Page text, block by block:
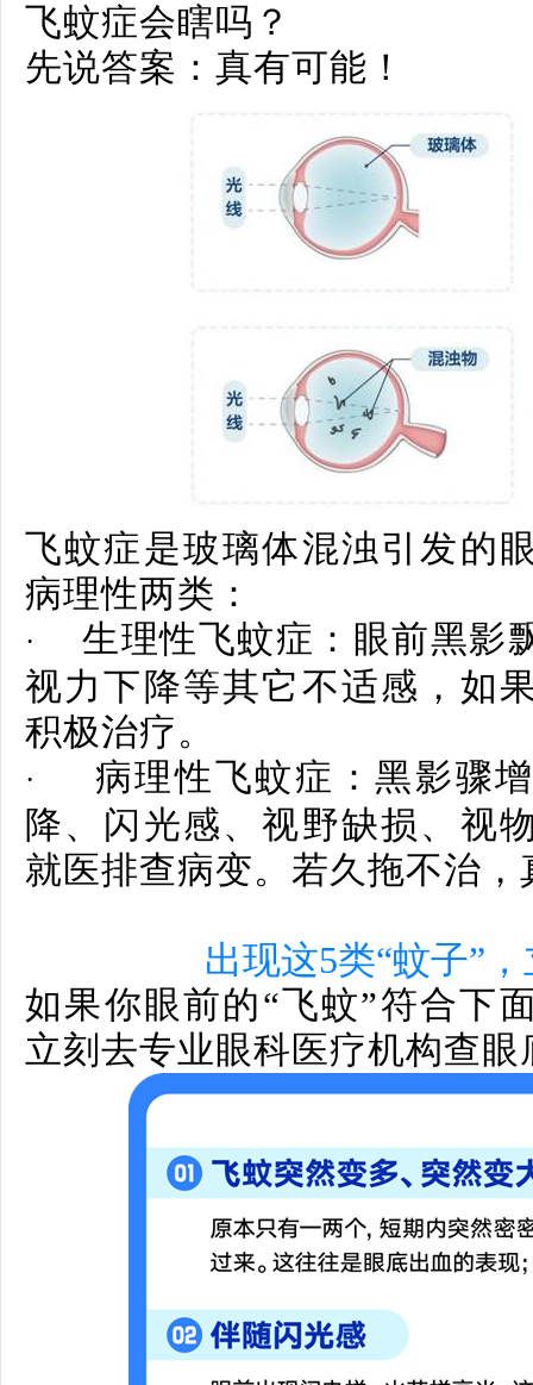
飞蚊症会瞎吗？
先说答案：真有可能！
飞蚊症是玻璃体混浊引发的
病理性两类：
· 生理性飞蚊症： 眼前黑影
视力下降等其它不适感，如
积极治疗。
· 病理性飞蚊症：黑影骤
降、闪光感、视野缺损、视
就医排查病变。若久拖不治
出现这5类“蚊子”
如果你眼前的“飞蚊”符合下
立刻去专业眼科医疗机构查眼